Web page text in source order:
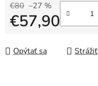
€80 –27 %
€57,90
Opýtať sa Strážiť